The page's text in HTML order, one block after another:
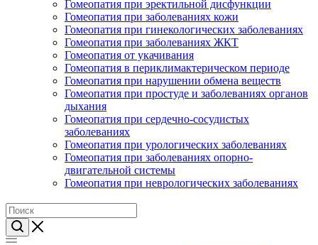
Гомеопатия при эректильной дисфункции
Гомеопатия при заболеваниях кожи
Гомеопатия при гинекологических заболеваниях
Гомеопатия при заболеваниях ЖКТ
Гомеопатия от укачивания
Гомеопатия в периклимактерическом периоде
Гомеопатия при нарушении обмена веществ
Гомеопатия при простуде и заболеваниях органов
дыхания
Гомеопатия при сердечно-сосудистых
заболеваниях
Гомеопатия при урологических заболеваниях
Гомеопатия при заболеваниях опорно-
двигательной системы
Гомеопатия при неврологических заболеваниях